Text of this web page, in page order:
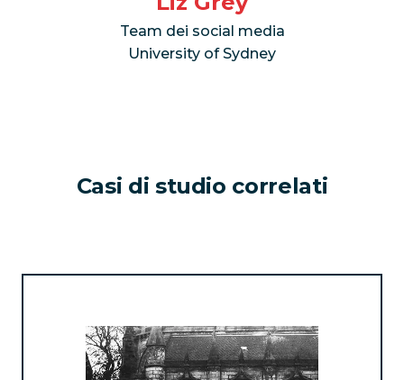
Team dei social media
University of Sydney
Casi di studio correlati